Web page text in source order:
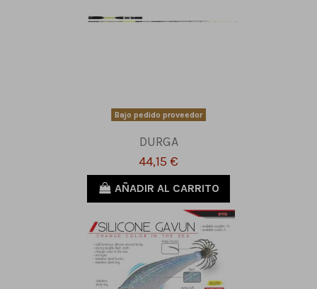
Bajo pedido proveedor
DURGA
44,15 €
AÑADIR AL CARRITO